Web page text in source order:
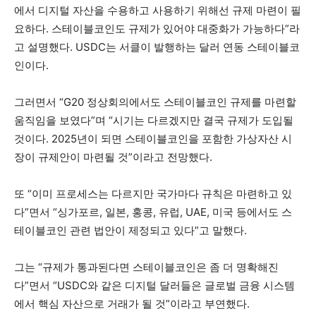
에서 디지털 자산을 수용하고 사용하기 위해선 규제 마련이 필
요하다. 스테이블코인도 규제가 있어야 대중화가 가능하다”라
고 설명했다. USDC는 서클이 발행하는 달러 연동 스테이블코
인이다.
그러면서 “G20 정상회의에서도 스테이블코인 규제를 마련할
움직임을 보였다”며 “시기는 다르겠지만 결국 규제가 도입될
것이다. 2025년이 되면 스테이블코인을 포함한 가상자산 시
장이 규제안이 마련될 것”이라고 전망했다.
또 “이미 프로세스는 다르지만 국가마다 규칙은 마련하고 있
다”면서 “싱가포르, 일본, 홍콩, 유럽, UAE, 미국 등에서도 스
테이블코인 관련 법안이 제정되고 있다”고 말했다.
그는 “규제가 통과된다면 스테이블코인은 좀 더 명확해진
다”면서 “USDC와 같은 디지털 달러들은 글로벌 금융 시스템
에서 핵심 자산으로 거래가 될 것”이라고 부연했다.